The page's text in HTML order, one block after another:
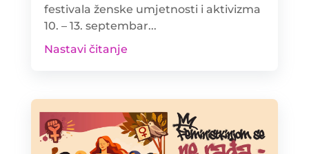
festivala ženske umjetnosti i aktivizma
10. – 13. septembar...
Nastavi čitanje